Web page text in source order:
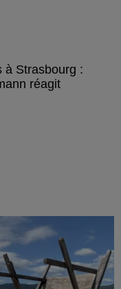
à Strasbourg :
réagit